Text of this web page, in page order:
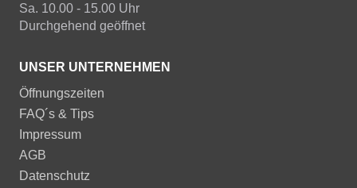
Sa. 10.00 - 15.00 Uhr
Durchgehend geöffnet
UNSER UNTERNEHMEN
Öffnungszeiten
FAQ´s & Tips
Impressum
AGB
Datenschutz